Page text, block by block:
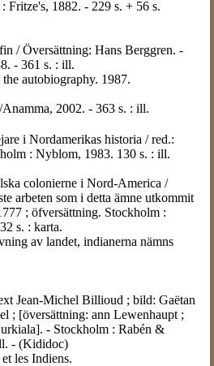
Fritze's, 1882. - 229 s. + 56 s.
/ Översättning: Hans Berggren. -
- 361 s. : ill.
autobiography. 1987.
2002. - 363 s. : ill.
i Nordamerikas historia / red.:
: Nyblom, 1983. 130 s. : ill.
colonierne i Nord-America /
arbeten som i detta ämne utkommit
; öfversättning. Stockholm :
s. : karta.
av landet, indianerna nämns
Jean-Michel Billioud ; bild: Gaëtan
; [översättning: ann Lewenhaupt ;
- Stockholm : Rabén &
- (Kididoc)
les Indiens.